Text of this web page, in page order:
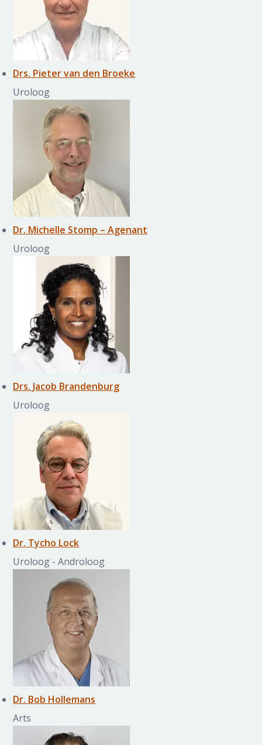
Drs. Pieter van den Broeke
Uroloog
Dr. Michelle Stomp – Agenant
Uroloog
Drs. Jacob Brandenburg
Uroloog
Dr. Tycho Lock
Uroloog - Androloog
Dr. Bob Hollemans
Arts